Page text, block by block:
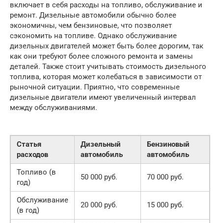
включает в себя расходы на топливо, обслуживание и
ремонт. Дизельные автомобили обычно более
экономичны, чем бензиновые, что позволяет
сэкономить на топливе. Однако обслуживание
дизельных двигателей может быть более дорогим, так
как они требуют более сложного ремонта и замены
деталей. Также стоит учитывать стоимость дизельного
топлива, которая может колебаться в зависимости от
рыночной ситуации. Приятно, что современные
дизельные двигатели имеют увеличенный интервал
между обслуживаниями.
Статья
расходов
Дизельный
автомобиль
Бензиновый
автомобиль
Топливо (в
год)
50 000 руб. 70 000 руб.
Обслуживание
(в год)
20 000 руб. 15 000 руб.